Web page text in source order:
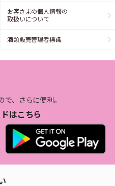
お客さまの個人情報の
取扱いについて
酒類販売管理者標識
、さらに便利。
はこちら